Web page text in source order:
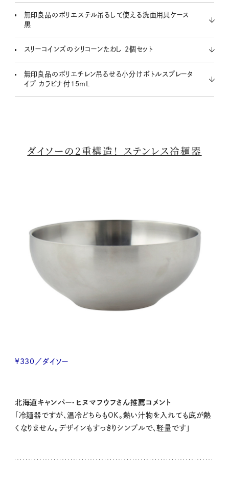
無印良品のポリエステル吊るして使える洗面用具ケース
黒
スリーコインズのシリコーンたわし 2個セット
無印良品のポリエチレン吊るせる小分けボトルスプレータ
イプ カラビナ付15mL
ダイソーの2重構造！ ステンレス冷麺器
¥330／ダイソー
北海道キャンパー・ヒヌマフウフさん推薦コメント
「冷麺器ですが、温冷どちらもOK。熱い汁物を入れても底が熱
くなりません。デザインもすっきりシンプルで、軽量です」